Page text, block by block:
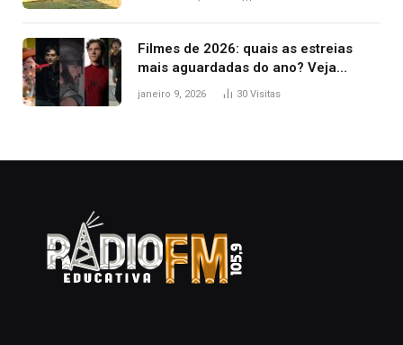
Filmes de 2026: quais as estreias
mais aguardadas do ano? Veja
principais lançamentos do cinema
janeiro 9, 2026 30 Visitas